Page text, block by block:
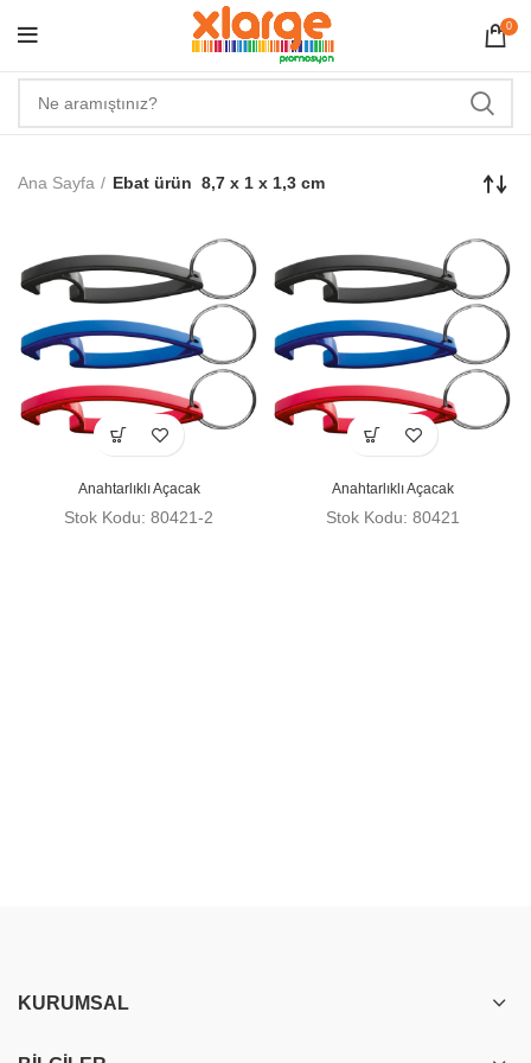
0
Ana Sayfa Ebat ürün 8,7 x 1 x 1,3 cm
Anahtarlıklı Açacak
Stok Kodu: 80421-2
Anahtarlıklı Açacak
Stok Kodu: 80421
KURUMSAL